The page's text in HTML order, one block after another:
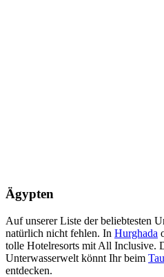
Ägypten
Auf unserer Liste der beliebtesten
natürlich nicht fehlen. In Hurghada
tolle Hotelresorts mit All Inclusive.
Unterwasserwelt könnt Ihr beim
entdecken.